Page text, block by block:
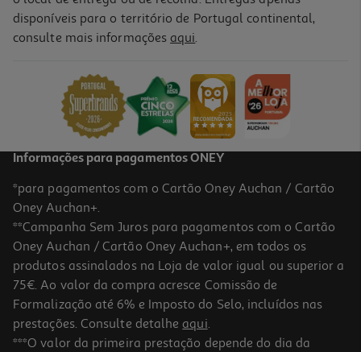
disponíveis para o território de Portugal continental,
consulte mais informações aqui.
Informações para pagamentos ONEY
*para pagamentos com o Cartão Oney Auchan / Cartão
Oney Auchan+.
**Campanha Sem Juros para pagamentos com o Cartão
Oney Auchan / Cartão Oney Auchan+, em todos os
produtos assinalados na Loja de valor igual ou superior a
75€. Ao valor da compra acresce Comissão de
Formalização até 6% e Imposto do Selo, incluídos nas
prestações. Consulte detalhe aqui.
***O valor da primeira prestação depende do dia da